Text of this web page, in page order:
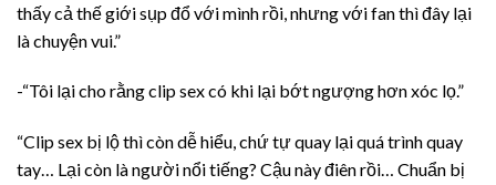
thấy cả thế giới sụp đổ với mình rồi, nhưng với fan thì đây lại
là chuyện vui.”
-“Tôi lại cho rằng clip sex có khi lại bớt ngượng hơn xóc lọ.”
“Clip sex bị lộ thì còn dễ hiểu, chứ tự quay lại quá trình quay
tay… Lại còn là người nổi tiếng? Cậu này điên rồi… Chuẩn bị